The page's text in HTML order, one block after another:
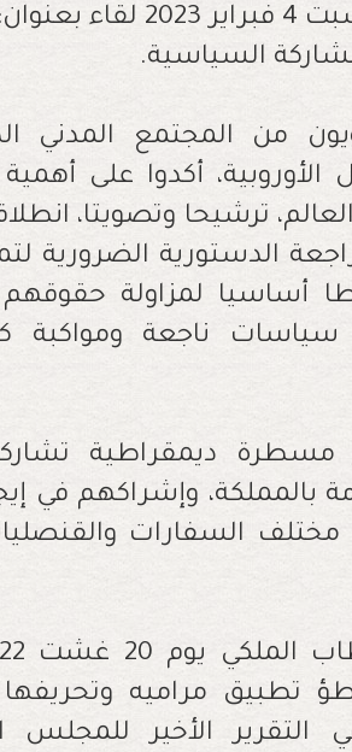
العاصمة الفرنسية باريس، يوم السبت
السياسية.
من المجتمع المدني
أكدوا على
ترشيحا وتصويتا،
الدستورية الضرورية
أساسيا لمزاولة
سياسات ناجعة ومواكبة
مسطرة ديمقراطية
وإشراكهم في
السفارات
تطبيق مراميه وتحريفها
الأخير للمجلس